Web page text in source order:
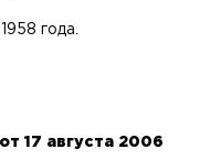
года.
17 августа 2006